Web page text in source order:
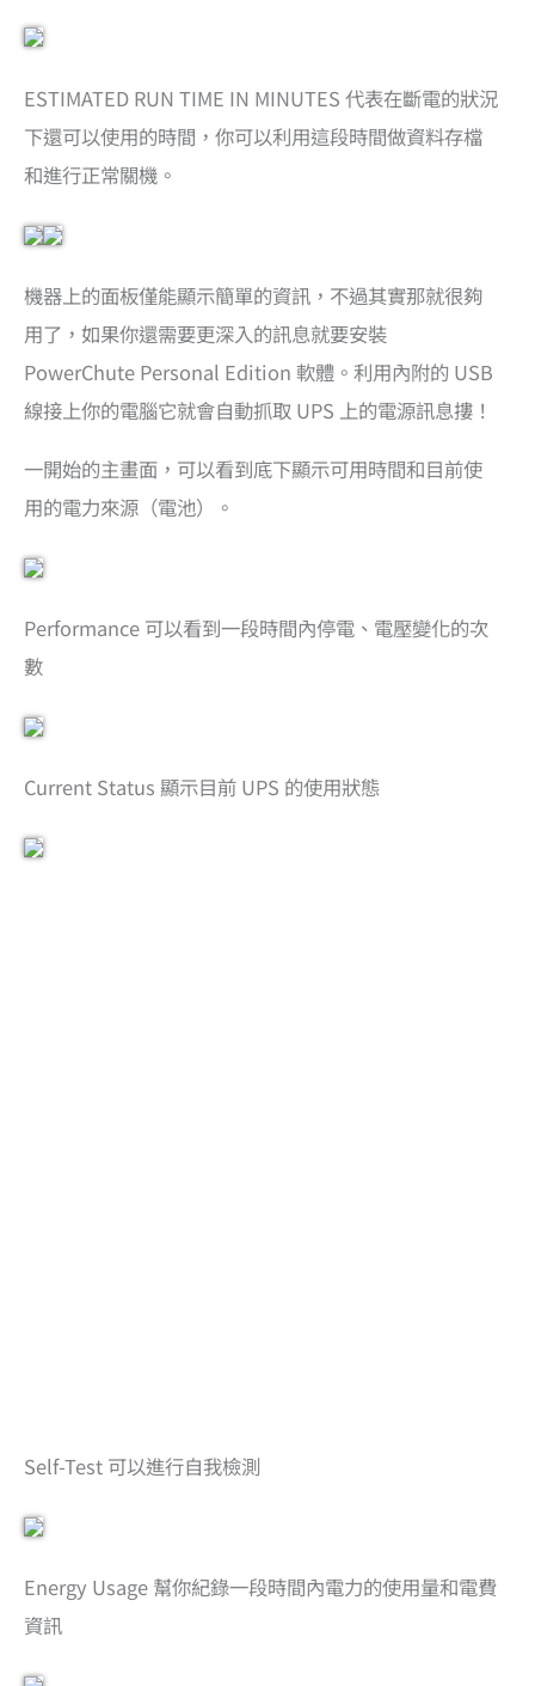
ESTIMATED RUN TIME IN MINUTES 代表在斷電的狀況
下還可以使用的時間，你可以利用這段時間做資料存檔
和進行正常關機。
機器上的面板僅能顯示簡單的資訊，不過其實那就很夠
用了，如果你還需要更深入的訊息就要安裝
PowerChute Personal Edition 軟體。利用內附的 USB
線接上你的電腦它就會自動抓取 UPS 上的電源訊息摟！
一開始的主畫面，可以看到底下顯示可用時間和目前使
用的電力來源（電池）。
Performance 可以看到一段時間內停電、電壓變化的次
數
Current Status 顯示目前 UPS 的使用狀態
Self-Test 可以進行自我檢測
Energy Usage 幫你紀錄一段時間內電力的使用量和電費
資訊